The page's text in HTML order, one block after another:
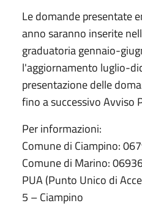
Le domande presentate
anno saranno inserite
graduatoria gennaio-
l'aggiornamento luglio-
presentazione delle
fino a successivo Avviso
Per informazioni:
Comune di Ciampino:
Comune di Marino:
PUA (Punto Unico di
5 – Ciampino